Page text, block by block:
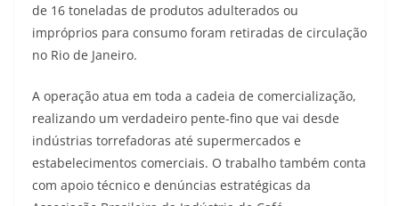
de 16 toneladas de produtos adulterados ou
impróprios para consumo foram retiradas de circulação
no Rio de Janeiro.
A operação atua em toda a cadeia de comercialização,
realizando um verdadeiro pente-fino que vai desde
indústrias torrefadoras até supermercados e
estabelecimentos comerciais. O trabalho também conta
com apoio técnico e denúncias estratégicas da